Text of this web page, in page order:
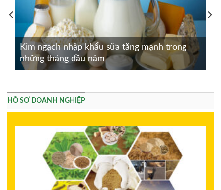
Kim ngạch nhập khẩu sữa tăng mạnh trong
những tháng đầu năm
HỒ SƠ DOANH NGHIỆP